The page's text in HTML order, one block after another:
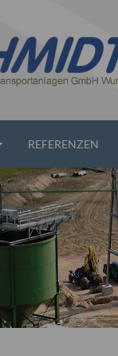
REFERENZEN